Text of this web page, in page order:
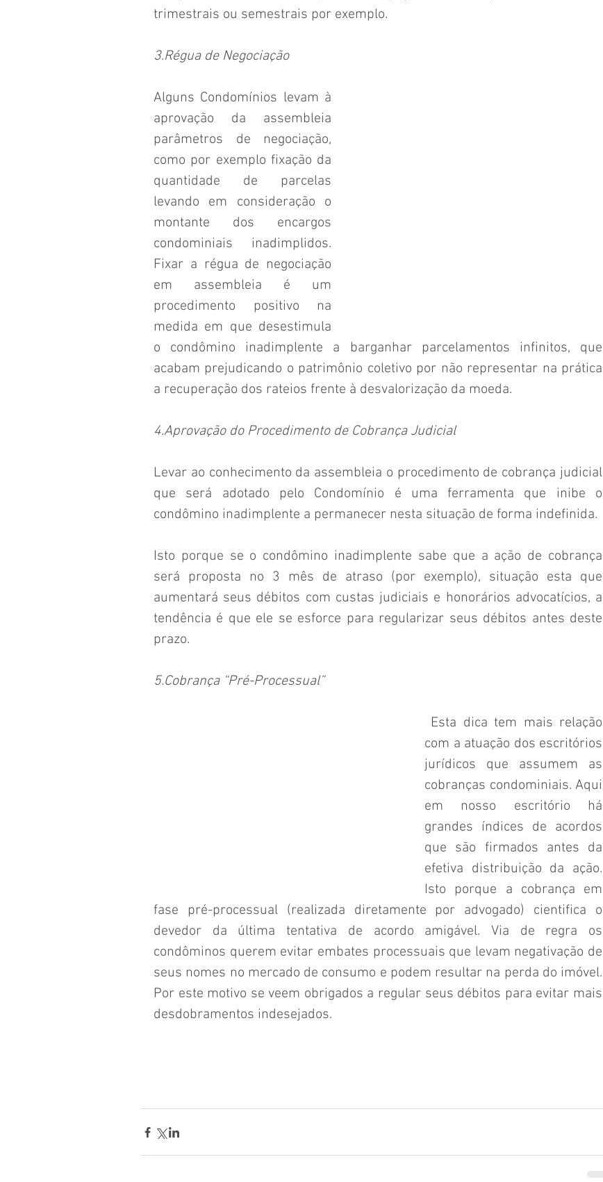
trimestrais ou semestrais por exemplo.
3.Régua de Negociação
Alguns Condomínios levam à
aprovação da assembleia
parâmetros de negociação,
como por exemplo fixação da
quantidade de parcelas
levando em consideração o
montante dos encargos
condominiais inadimplidos.
Fixar a régua de negociação
em assembleia é um
procedimento positivo na
medida em que desestimula
o condômino inadimplente a barganhar parcelamentos infinitos, que
acabam prejudicando o patrimônio coletivo por não representar na prática
a recuperação dos rateios frente à desvalorização da moeda.
4.Aprovação do Procedimento de Cobrança Judicial
Levar ao conhecimento da assembleia o procedimento de cobrança judicial
que será adotado pelo Condomínio é uma ferramenta que inibe o
condômino inadimplente a permanecer nesta situação de forma indefinida.
Isto porque se o condômino inadimplente sabe que a ação de cobrança
será proposta no 3 mês de atraso (por exemplo), situação esta que
aumentará seus débitos com custas judiciais e honorários advocatícios, a
tendência é que ele se esforce para regularizar seus débitos antes deste
prazo.
5.Cobrança “Pré-Processual”
com a atuação dos escritórios
jurídicos que assumem as
cobranças condominiais. Aqui
em nosso escritório há
grandes índices de acordos
que são firmados antes da
efetiva distribuição da ação.
Isto porque a cobrança em
fase pré-processual (realizada diretamente por advogado) cientifica o
devedor da última tentativa de acordo amigável. Via de regra os
condôminos querem evitar embates processuais que levam negativação de
seus nomes no mercado de consumo e podem resultar na perda do imóvel.
Por este motivo se veem obrigados a regular seus débitos para evitar mais
desdobramentos indesejados.